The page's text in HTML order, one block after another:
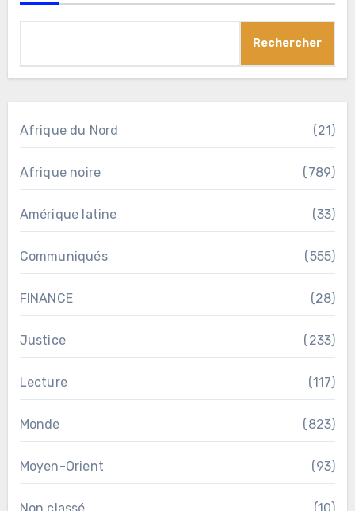
Rechercher
Afrique du Nord (21)
Afrique noire (789)
Amérique latine (33)
Communiqués (555)
FINANCE (28)
Justice (233)
Lecture (117)
Monde (823)
Moyen-Orient (93)